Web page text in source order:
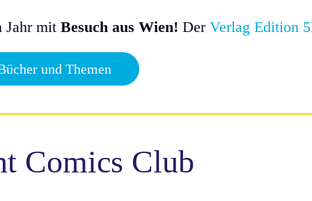
Jahr mit Besuch aus Wien! Der Verlag Edition
und Themen
Comics Club